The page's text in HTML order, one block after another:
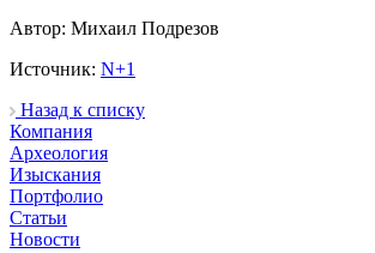
Автор: Михаил Подрезов
Источник: N+1
Назад к списку
Компания
Археология
Изыскания
Портфолио
Статьи
Новости